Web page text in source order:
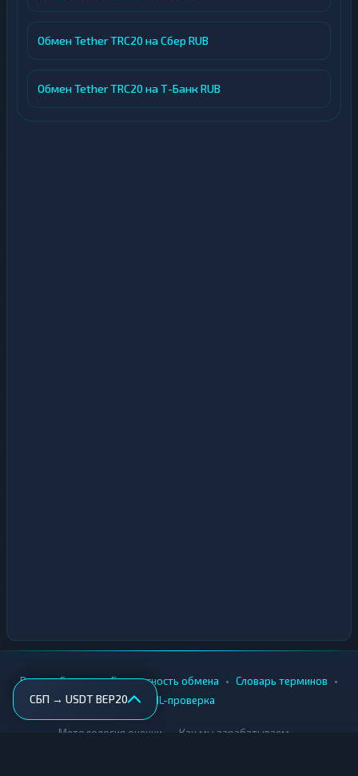
Обмен Tether TRC20 на Сбер RUB
Обмен Tether TRC20 на Т-Банк RUB
СБП → USDT BEP20
Вики • Города • Безопасность обмена • Словарь терминов •
AML-проверка
Методология оценки Как мы зарабатываем